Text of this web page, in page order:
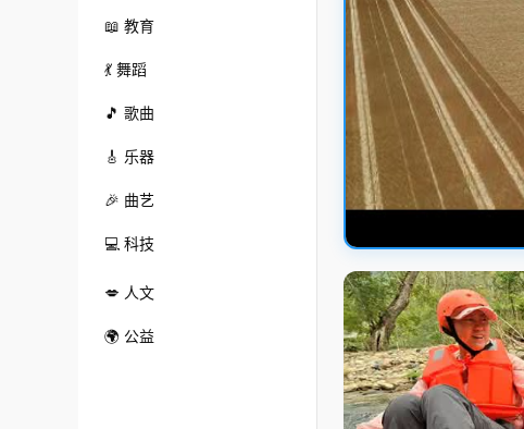
📖 教育
💃 舞蹈
🎵 歌曲
🎸 乐器
🎉 曲艺
💻 科技
💋 人文
🌍 公益